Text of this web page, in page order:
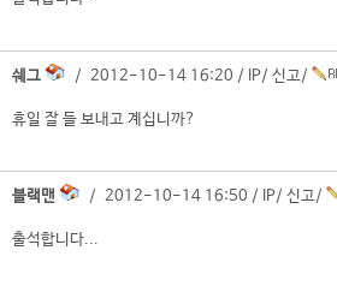
쉐그 / 2012-10-14 16:20 / IP/ 신고/
휴일 잘 들 보내고 계십니까?
블랙맨 / 2012-10-14 16:50 / IP/ 신고/
출석합니다...